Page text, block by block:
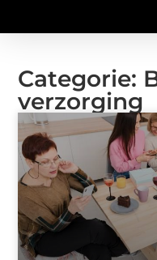
Categorie:
verzorging